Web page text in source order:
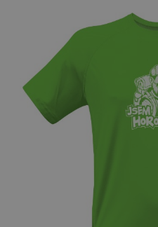
Přizpůsobitelný motiv